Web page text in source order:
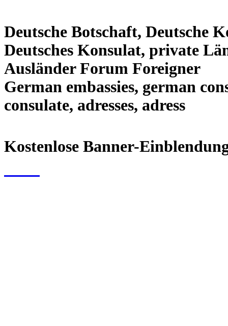
Deutsche Botschaft, Deutsche
Deutsches Konsulat, private
Ausländer Forum Foreigner
German embassies, german
consulate, adresses, adress
Kostenlose Banner-